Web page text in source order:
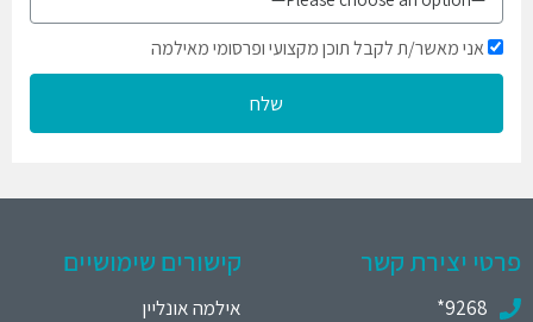
אני מאשר/ת לקבל תוכן מקצועי ופרסומי מאילמה
שלח
פרטי יצירת קשר
9268*
קישורים שימושיים
אילמה אונליין